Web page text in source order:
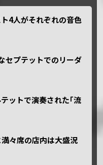
4人がそれぞれの音色
セプテットでのリーダ
ットで演奏された｢流
々席の店内は大盛況